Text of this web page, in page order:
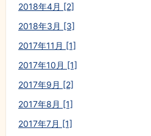
2018年4月 [2]
2018年3月 [3]
2017年11月 [1]
2017年10月 [1]
2017年9月 [2]
2017年8月 [1]
2017年7月 [1]